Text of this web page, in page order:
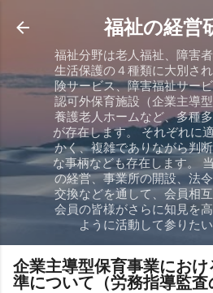
スキップしてメイン コ
福祉の経営
福祉分野は老人福祉、障害者
生活保護の４種類に大別さ
険サービス、障害福祉サー
認可外保育施設（企業主導
養護老人ホームなど、多種
が存在します。 それぞれに
かく、複雑でありながら判
な事柄なども存在します。
の経営、事業所の開設、法
交換などを通して、会員相互
会員の皆様がさらに知見を
ように活動して参りた
企業主導型保育事業にお
準について（労務指導監査